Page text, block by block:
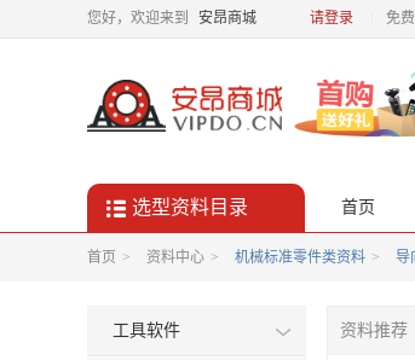
您好，欢迎来到 安昂商城 请登录 免
 选型资料目录 首页
首页 > 资料中心 > 机械标准零件类资料 > 导
工具软件 资料推荐